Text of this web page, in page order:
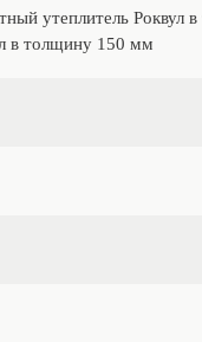
утеплитель Роквул
в толщину 150 мм